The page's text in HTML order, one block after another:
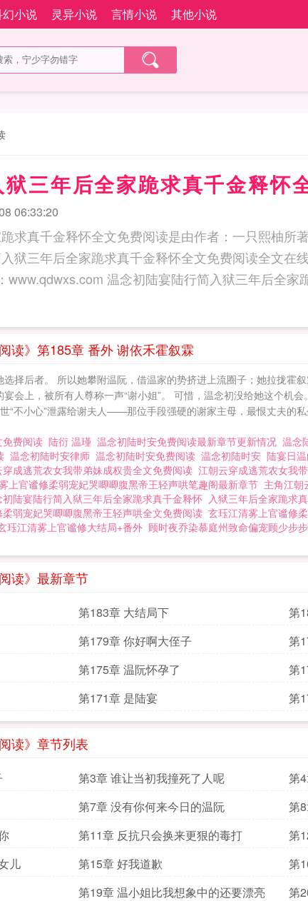
幻小说 灵异小说 言情小说 其他小说
三年后全家跪求真千金释怀
06:33:20
求真千金释怀全文免费阅读是由作者：一只熙柚所
狱三年后全家跪求真千金释怀全文免费阅读全文在线
行简入狱三年后全家跪求真千
读》第185章 番外 谢依禾霍叙霖
后者。 所以她攀附温阮，借温家的势挤进上流圈子；她拉拢霍
会上，被所有人尊称一声“谢小姐”。 可惜，温念初没给她这个机
“不小心”泄露给谢夫人——那位手段强硬的谢家主母，最恨丈夫的
费阅读 陆衍 温瑾 温念初陆时安免费阅读最新章节更新情况 温念
温念初陆时安律师 温念初陆时安免费阅读 温念初陆时安 陆宴日
成逃荒农女我带弟妹成权贵全文免费阅读 江朝云穿成逃荒农女我
上官谧修柔弱宠妃哭唧唧腹黑帝王轻声哄笔趣阁最新章节 主角江朝
初陆宴陆行简入狱三年后全家跪求真千金释怀 入狱三年后全家跪求
弱宠妃哭唧唧腹黑帝王轻声哄全文免费阅读 玄珏江清雾上官谧修
珏江清雾上官谧修大结局+番外 顾时夜乔染慕庭州致命偏宠顾少步
读》最新章节
第183章 大结局下
第
第179章 你好啊大侄子
第
第175章 温阮怀孕了
第
第171章 是陆宴 第
读》章节列表
第3章 谁让当初我撞死了人呢
第
第7章 没有你何来今日的温阮
第
第11章 反抗只会换来更狠的毒打
第
儿 第15章 好我道歉
第
第19章 温小姐比我想象中的还要漂亮
第